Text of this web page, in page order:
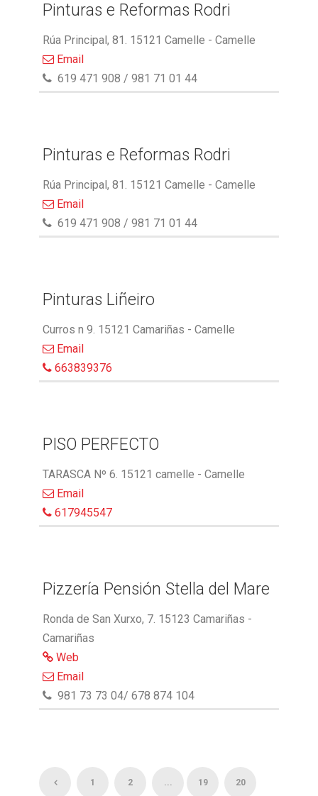
Pinturas e Reformas Rodri
Rúa Principal, 81. 15121 Camelle - Camelle
Email
619 471 908 / 981 71 01 44
Pinturas e Reformas Rodri
Rúa Principal, 81. 15121 Camelle - Camelle
Email
619 471 908 / 981 71 01 44
Pinturas Liñeiro
Curros n 9. 15121 Camariñas - Camelle
Email
663839376
PISO PERFECTO
TARASCA Nº 6. 15121 camelle - Camelle
Email
617945547
Pizzería Pensión Stella del Mare
Ronda de San Xurxo, 7. 15123 Camariñas -
Camariñas
Web
Email
981 73 73 04/ 678 874 104
1 2 ... 19 20